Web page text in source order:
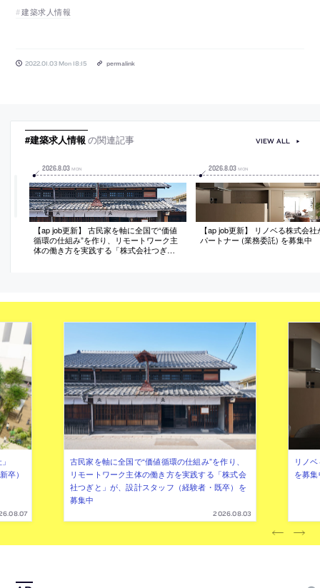
建築求人情報
2022.01.03 Mon 18:15 permalink
#建築求人情報 の関連記事
2026.8.03 MON
【ap job更新】 古民家を軸に全国で“価値
循環の仕組み”を作り、リモートワーク主
体の働き方を実践する「株式会社つぎ
2026.8.03 MON
【ap job更新】 リノベる株式会
パートナー (業務委託) を募集中
VIEW ALL
卒）
古民家を軸に全国で“価値循環の仕組み”を作り、
リモートワーク主体の働き方を実践する「株式会
社つぎと」が、設計スタッフ（経験者・既卒）を
募集中
2026.08.03
リノ
を募